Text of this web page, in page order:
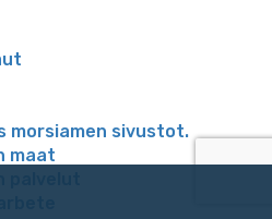
morsiamen sivustot.
maat